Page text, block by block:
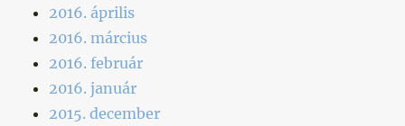
2016. április
2016. március
2016. február
2016. január
2015. december